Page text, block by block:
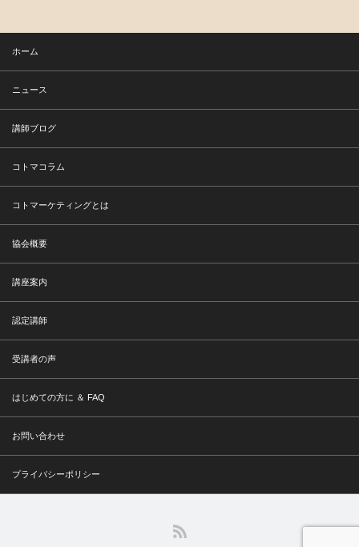
ホーム
ニュース
講師ブログ
コトマコラム
コトマーケティングとは
協会概要
講座案内
認定講師
受講者の声
はじめての方に ＆ FAQ
お問い合わせ
プライバシーポリシー